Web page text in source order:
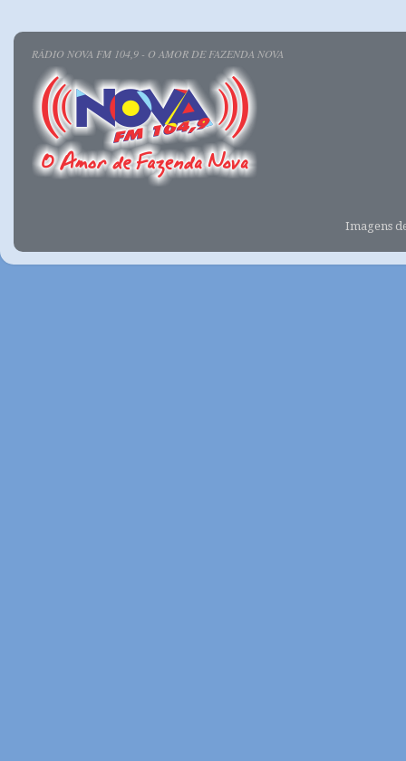
RÁDIO NOVA FM 104,9 - O AMOR DE FAZENDA NOVA
Imagens